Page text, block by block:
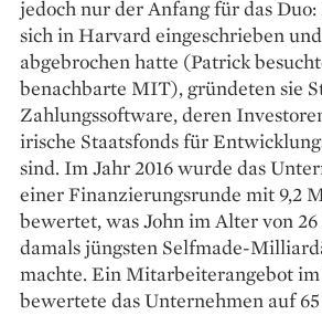
jedoch nur der Anfang für das
sich in Harvard eingeschrieben
abgebrochen hatte (Patrick
benachbarte MIT), gründeten sie
Zahlungssoftware, deren
irische Staatsfonds für
sind. Im Jahr 2016 wurde das
einer Finanzierungsrunde mit 9,2
bewertet, was John im Alter von
damals jüngsten Selfmade-
machte. Ein Mitarbeiterangebot
bewertete das Unternehmen auf